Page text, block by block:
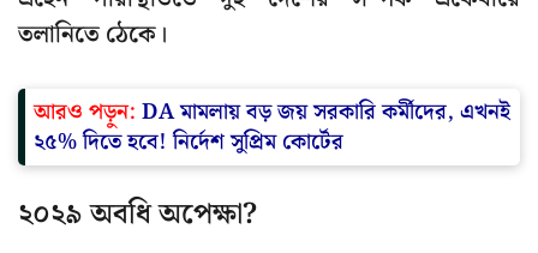
তলানিতে ঠেকে।
আরও পড়ুন: DA মামলায় বড় জয় সরকারি কর্মীদের, এখনই
২৫% দিতে হবে! নির্দেশ সুপ্রিম কোর্টের
২০২৯ অবধি অপেক্ষা?